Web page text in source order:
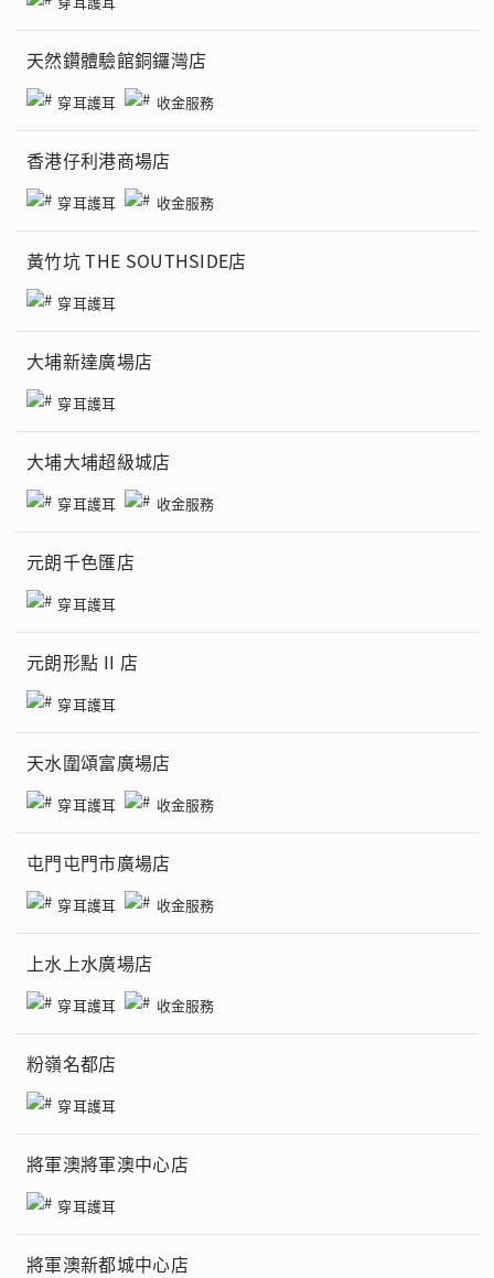
天然鑽體驗館銅鑼灣店
穿耳護耳 收金服務
香港仔利港商場店
穿耳護耳 收金服務
黃竹坑 THE SOUTHSIDE店
穿耳護耳
大埔新達廣場店
穿耳護耳
大埔大埔超級城店
穿耳護耳 收金服務
元朗千色匯店
穿耳護耳
元朗形點 II 店
穿耳護耳
天水圍頌富廣場店
穿耳護耳 收金服務
屯門屯門市廣場店
穿耳護耳 收金服務
上水上水廣場店
穿耳護耳 收金服務
粉嶺名都店
穿耳護耳
將軍澳將軍澳中心店
穿耳護耳
將軍澳新都城中心店